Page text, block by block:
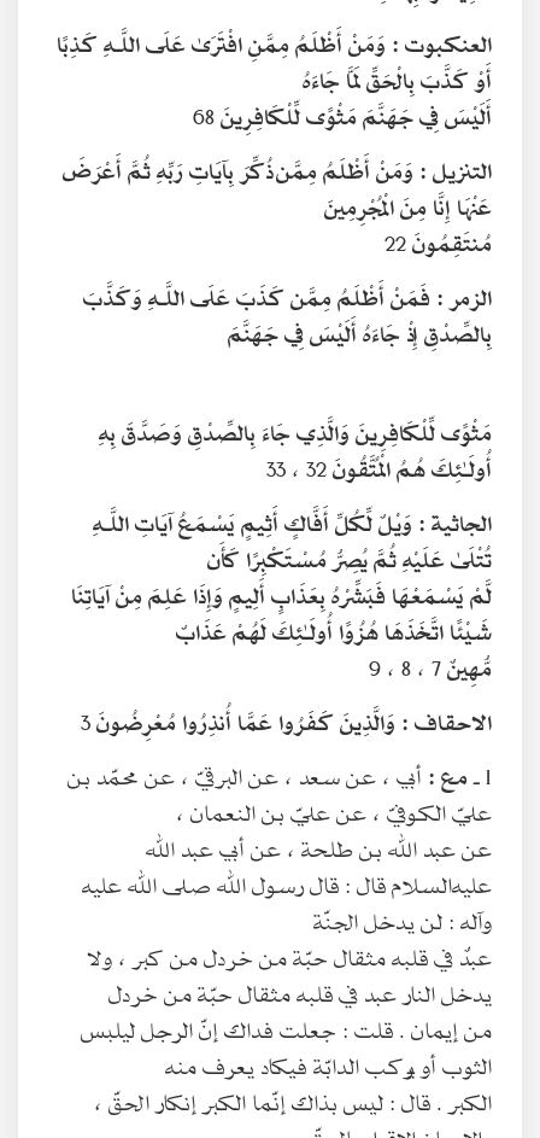
العنكبوت :وَمَنْ أَظْلَمُ مِمَّنِ افْتَرَىٰ عَلَى اللَّـهِ كَذِبًا
أَوْ كَذَّبَ بِالْحَقِّ لَمَّا جَاءَهُ
أَلَيْسَ فِي جَهَنَّمَ مَثْوًى لِّلْكَافِرِينَ
التنزيل :وَمَنْ أَظْلَمُ مِمَّن ذُكِّرَ بِآيَاتِ رَبِّهِ ثُمَّ أَعْرَضَ
عَنْهَا إِنَّا مِنَ الْمُجْرِمِينَ
مُنتَقِمُونَ
الزمر :فَمَنْ أَظْلَمُ مِمَّن كَذَبَ عَلَى اللَّـهِ وَكَذَّبَ
بِالصِّدْقِ إِذْ جَاءَهُ أَلَيْسَ فِي جَهَنَّمَ
مَثْوًى لِّلْكَافِرِينَ وَالَّذِي جَاءَ بِالصِّدْقِ وَصَدَّقَ بِهِ
أُولَـٰئِكَ هُمُ الْمُتَّقُونَ
الجاثية :وَيْلٌ لِّكُلِّ أَفَّاكٍ أَثِيمٍ يَسْمَعُ آيَاتِ اللَّـهِ
تُتْلَىٰ عَلَيْهِ ثُمَّ يُصِرُّ مُسْتَكْبِرًا كَأَن
لَّمْ يَسْمَعْهَا فَبَشِّرْهُ بِعَذَابٍ أَلِيمٍ وَإِذَا عَلِمَ مِنْ آيَاتِنَا
شَيْئًا اتَّخَذَهَا هُزُوًا أُولَـٰئِكَ لَهُمْ عَذَابٌ
مُّهِينٌ
الاحقاف :وَالَّذِينَ كَفَرُوا عَمَّا أُنذِرُوا مُعْرِضُونَ
1 ـ مع :أبي ، عن سعد ، عن البرقيّ ، عن محمّد بن
عليّ الكوفيّ ، عن عليّ بن النعمان ،
عن عبد الله بن طلحة ، عن أبي عبد الله
عليه‌السلام قال : قال رسول الله صلى الله عليه
وآله : لن يدخل الجنّة
عبدٌ في قلبه مثقال حبّة من خردل من كبر ، ولا
يدخل النار عبد في قلبه مثقال حبّة من خردل
من إيمان . قلت : جعلت فداك إنّ الرجل ليلبس
الثوب أو يركب الدابّة فيكاد يعرف منه
الكبر . قال : ليس بذاك إنّما الكبر إنكار الحقّ ،